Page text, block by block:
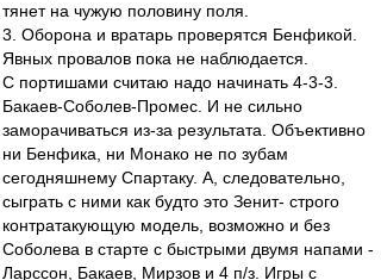
тянет на чужую половину поля.
3. Оборона и вратарь проверятся Бенфикой.
Явных провалов пока не наблюдается.
С портишами считаю надо начинать 4-3-3.
Бакаев-Соболев-Промес. И не сильно
заморачиваться из-за результата. Объективно
ни Бенфика, ни Монако не по зубам
сегодняшнему Спартаку. А, следовательно,
сыграть с ними как будто это Зенит- строго
контратакующую модель, возможно и без
Соболева в старте с быстрыми двумя напами -
Ларссон, Бакаев, Мирзов и 4 п/з. Игры с